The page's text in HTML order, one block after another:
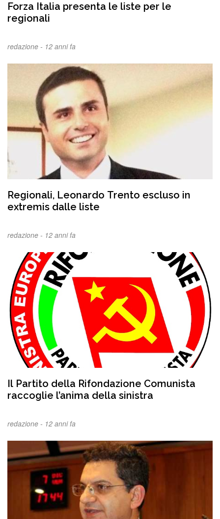
Forza Italia presenta le liste per le
regionali
redazione - 12 anni fa
Regionali, Leonardo Trento escluso in
extremis dalle liste
redazione - 12 anni fa
Il Partito della Rifondazione Comunista
raccoglie l’anima della sinistra
redazione - 12 anni fa